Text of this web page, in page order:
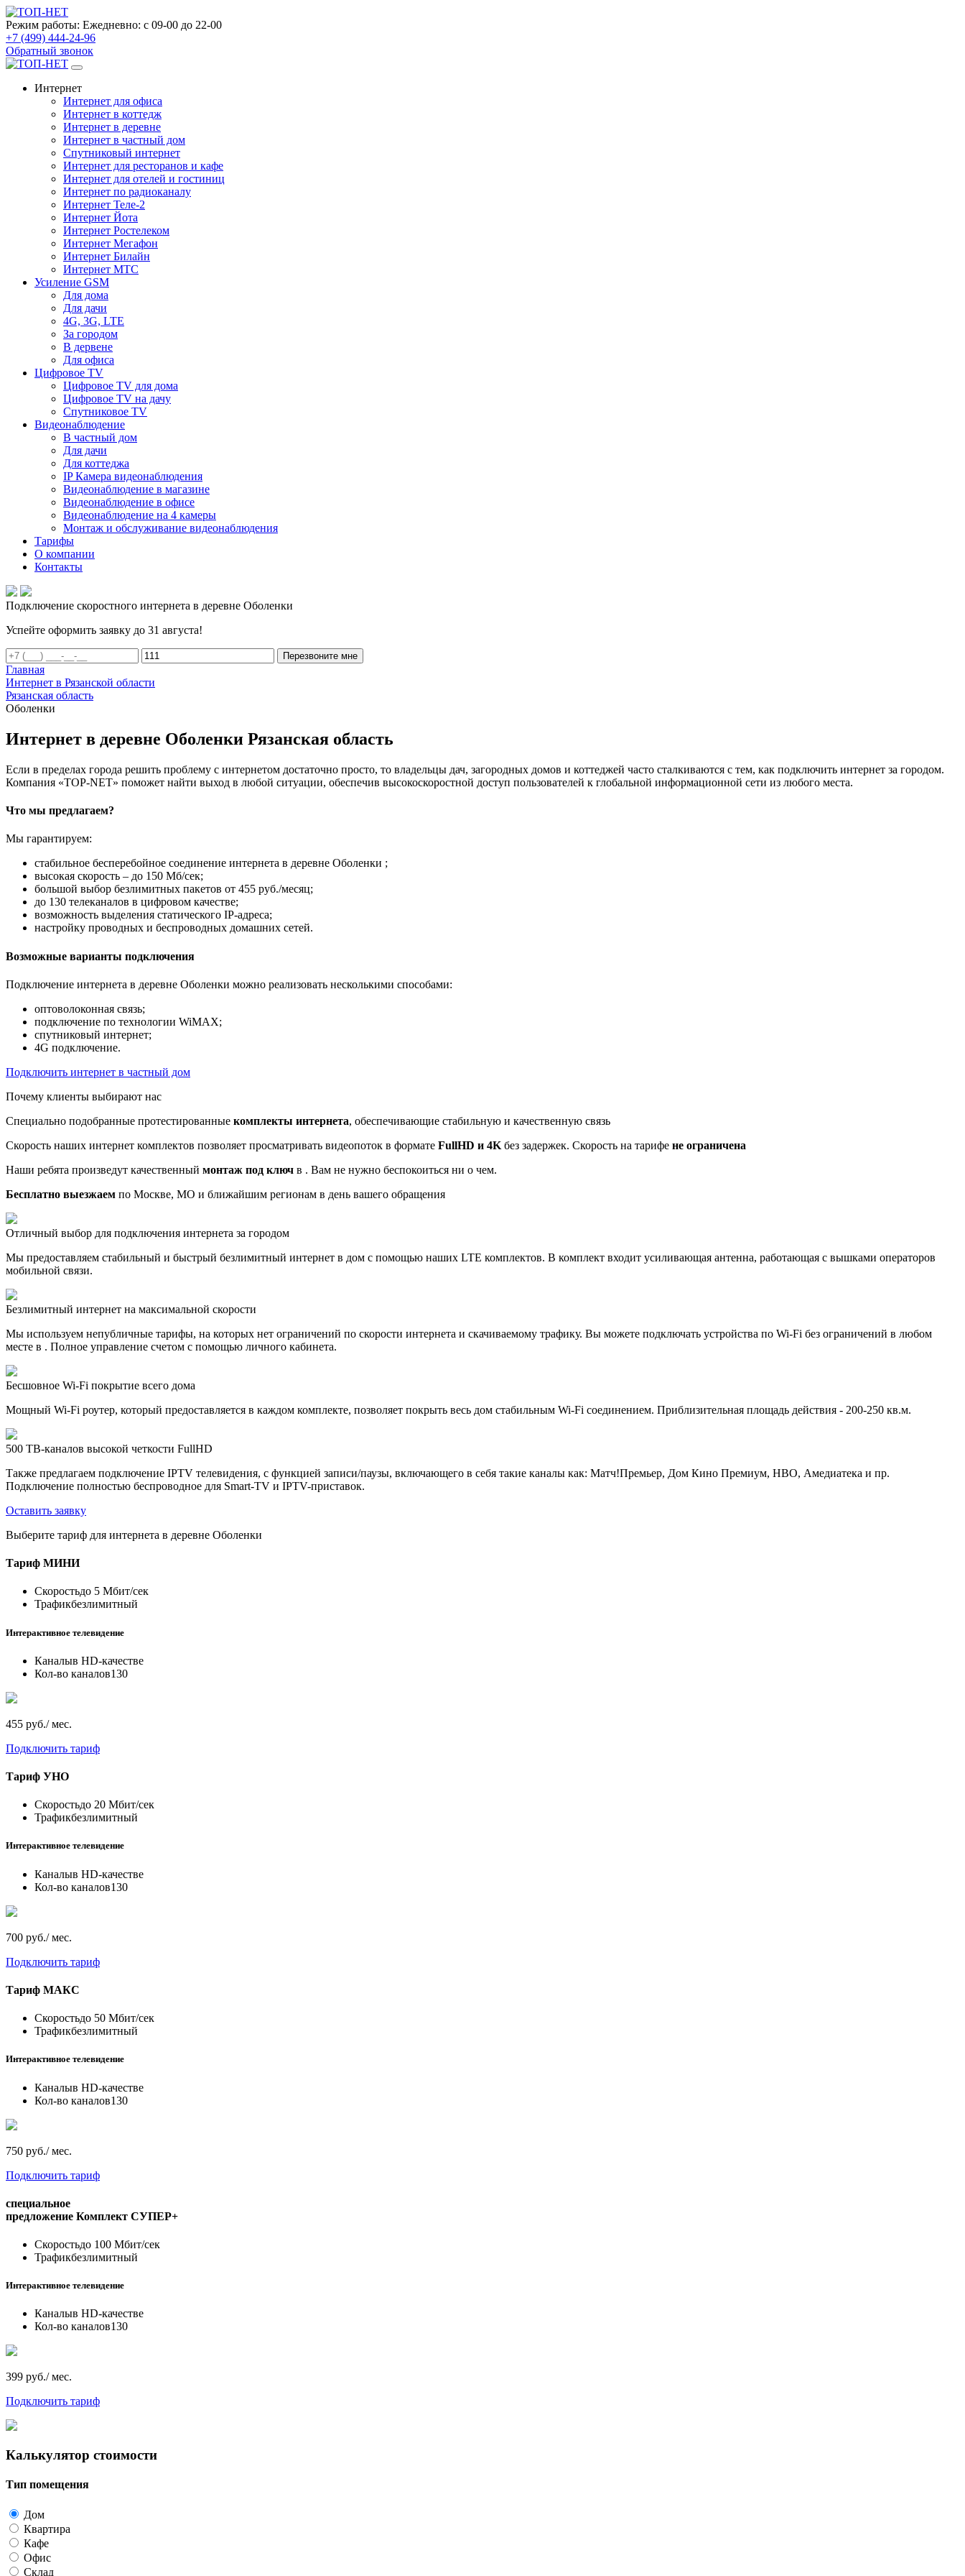
Режим работы: Ежедневно: с 09-00 до 22-00
+7 (499) 444-24-96
Обратный звонок
Интернет
Интернет для офиса
Интернет в коттедж
Интернет в деревне
Интернет в частный дом
Спутниковый интернет
Интернет для ресторанов и кафе
Интернет для отелей и гостиниц
Интернет по радиоканалу
Интернет Теле-2
Интернет Йота
Интернет Ростелеком
Интернет Мегафон
Интернет Билайн
Интернет МТС
Усиление GSM
Для дома
Для дачи
4G, 3G, LTE
За городом
В дервене
Для офиса
Цифровое TV
Цифровое TV для дома
Цифровое TV на дачу
Спутниковое TV
Видеонаблюдение
В частный дом
Для дачи
Для коттеджа
IP Камера видеонаблюдения
Видеонаблюдение в магазине
Видеонаблюдение в офисе
Видеонаблюдение на 4 камеры
Монтаж и обслуживание видеонаблюдения
Тарифы
О компании
Контакты
Подключение скоростного интернета в деревне Оболенки
Успейте оформить заявку до 31 августа!
Перезвоните мне
Главная
Интернет в Рязанской области
Рязанская область
Оболенки
Интернет в деревне Оболенки Рязанская область
Если в пределах города решить проблему с интернетом достаточно просто, то владельцы дач, загородных домов и коттеджей часто сталкиваются с тем, как подключить интернет за городом.
Компания «TOP-NET» поможет найти выход в любой ситуации, обеспечив высокоскоростной доступ пользователей к глобальной информационной сети из любого места.
Что мы предлагаем?
Мы гарантируем:
стабильное бесперебойное соединение интернета в деревне Оболенки ;
высокая скорость – до 150 Мб/сек;
большой выбор безлимитных пакетов от 455 руб./месяц;
до 130 телеканалов в цифровом качестве;
возможность выделения статического IP-адреса;
настройку проводных и беспроводных домашних сетей.
Возможные варианты подключения
Подключение интернета в деревне Оболенки можно реализовать несколькими способами:
оптоволоконная связь;
подключение по технологии WiMAX;
спутниковый интернет;
4G подключение.
Подключить интернет в частный дом
Почему клиенты выбирают нас
Специально подобранные протестированные комплекты интернета, обеспечивающие стабильную и качественную связь
Скорость наших интернет комплектов позволяет просматривать видеопоток в формате FullHD и 4K без задержек. Скорость на тарифе не ограничена
Наши ребята произведут качественный монтаж под ключ в . Вам не нужно беспокоиться ни о чем.
Бесплатно выезжаем по Москве, МО и ближайшим регионам в день вашего обращения
Отличный выбор для подключения интернета за городом
Мы предоставляем стабильный и быстрый безлимитный интернет в дом с помощью наших LTE комплектов. В комплект входит усиливающая антенна, работающая с вышками операторов
мобильной связи.
Безлимитный интернет на максимальной скорости
Мы используем непубличные тарифы, на которых нет ограничений по скорости интернета и скачиваемому трафику. Вы можете подключать устройства по Wi-Fi без ограничений в любом
месте в . Полное управление счетом с помощью личного кабинета.
Бесшовное Wi-Fi покрытие всего дома
Мощный Wi-Fi роутер, который предоставляется в каждом комплекте, позволяет покрыть весь дом стабильным Wi-Fi соединением. Приблизительная площадь действия - 200-250 кв.м.
500 ТВ-каналов высокой четкости FullHD
Также предлагаем подключение IPTV телевидения, с функцией записи/паузы, включающего в себя такие каналы как: Матч!Премьер, Дом Кино Премиум, HBO, Амедиатека и пр.
Подключение полностью беспроводное для Smart-TV и IPTV-приставок.
Оставить заявку
Выберите тариф для интернета в деревне Оболенки
Тариф МИНИ
Скоростьдо 5 Мбит/сек
Трафикбезлимитный
Интерактивное телевидение
Каналыв HD-качестве
Кол-во каналов130
455 руб./ мес.
Подключить тариф
Тариф УНО
Скоростьдо 20 Мбит/сек
Трафикбезлимитный
Интерактивное телевидение
Каналыв HD-качестве
Кол-во каналов130
700 руб./ мес.
Подключить тариф
Тариф МАКС
Скоростьдо 50 Мбит/сек
Трафикбезлимитный
Интерактивное телевидение
Каналыв HD-качестве
Кол-во каналов130
750 руб./ мес.
Подключить тариф
специальное
предложение Комплект СУПЕР+
Скоростьдо 100 Мбит/сек
Трафикбезлимитный
Интерактивное телевидение
Каналыв HD-качестве
Кол-во каналов130
399 руб./ мес.
Подключить тариф
Калькулятор стоимости
Тип помещения
Дом
Квартира
Кафе
Офис
Склад